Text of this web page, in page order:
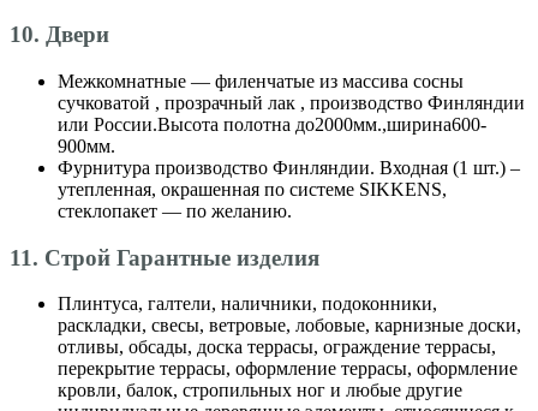
10. Двери
Межкомнатные — филенчатые из массива сосны
сучковатой , прозрачный лак , производство Финляндии
или России.Высота полотна до2000мм.,ширина600-
900мм.
Фурнитура производство Финляндии. Входная (1 шт.) –
утепленная, окрашенная по системе SIKKENS,
стеклопакет — по желанию.
11. Строй Гарантные изделия
Плинтуса, галтели, наличники, подоконники,
раскладки, свесы, ветровые, лобовые, карнизные доски,
отливы, обсады, доска террасы, ограждение террасы,
перекрытие террасы, оформление террасы, оформление
кровли, балок, стропильных ног и любые другие